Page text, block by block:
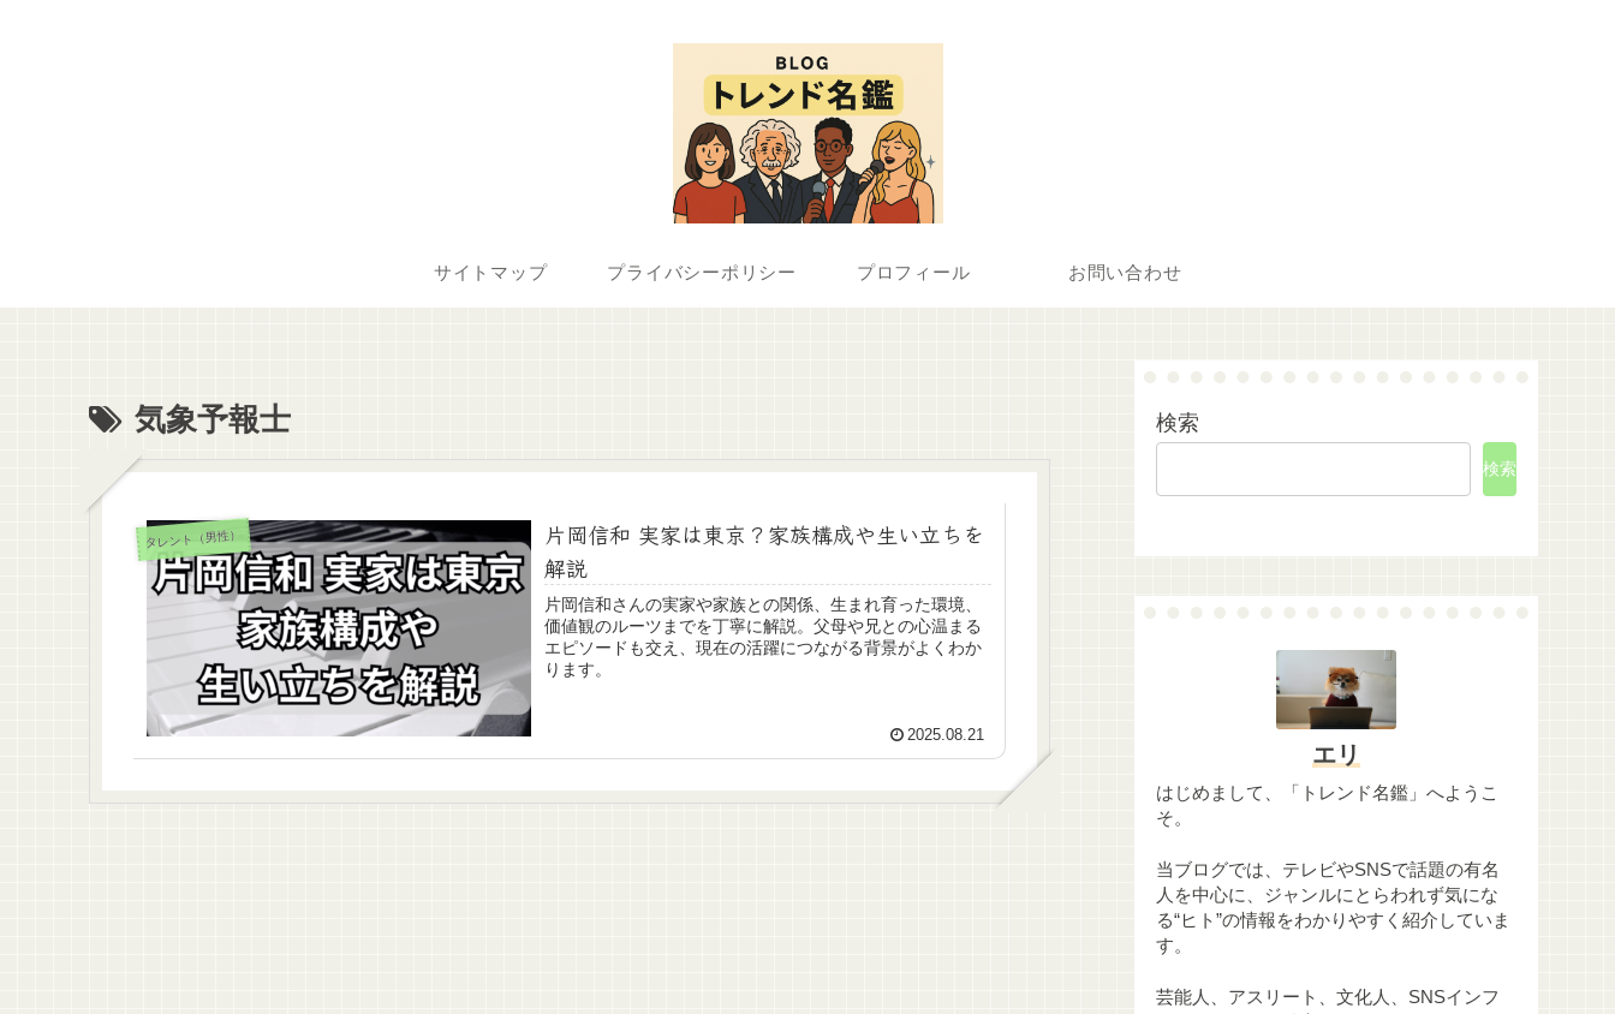
サイトマップ プライバシーポリシー プロフィール お問い合わせ
気象予報士
タレント（男性）
片岡信和 実家は東京？家族構成や生い立ちを
解説
片岡信和さんの実家や家族との関係、生まれ育った環境、
価値観のルーツまでを丁寧に解説。父母や兄との心温まる
エピソードも交え、現在の活躍につながる背景がよくわか
ります。
2025.08.21
検索
検索
エリ
はじめまして、「トレンド名鑑」へようこ
そ。
当ブログでは、テレビやSNSで話題の有名
人を中心に、ジャンルにとらわれず気にな
る“ヒト”の情報をわかりやすく紹介していま
す。
芸能人、アスリート、文化人、SNSインフ